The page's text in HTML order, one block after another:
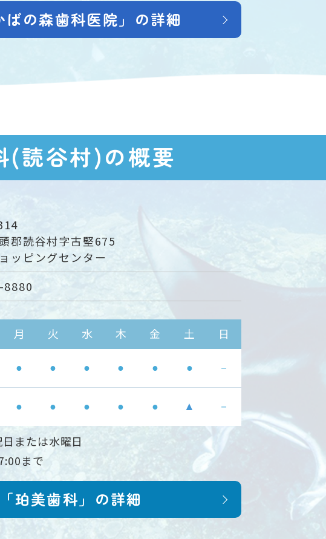
ばの森歯科医院」の詳細
(読谷村)の概要
郡読谷村字古堅675
ッピングセンター
月 火 水 木 金 土 日
● ● ● ● ● ● －
● ● ● ● ● ▲ －
または水曜日
まで
「珀美歯科」の詳細